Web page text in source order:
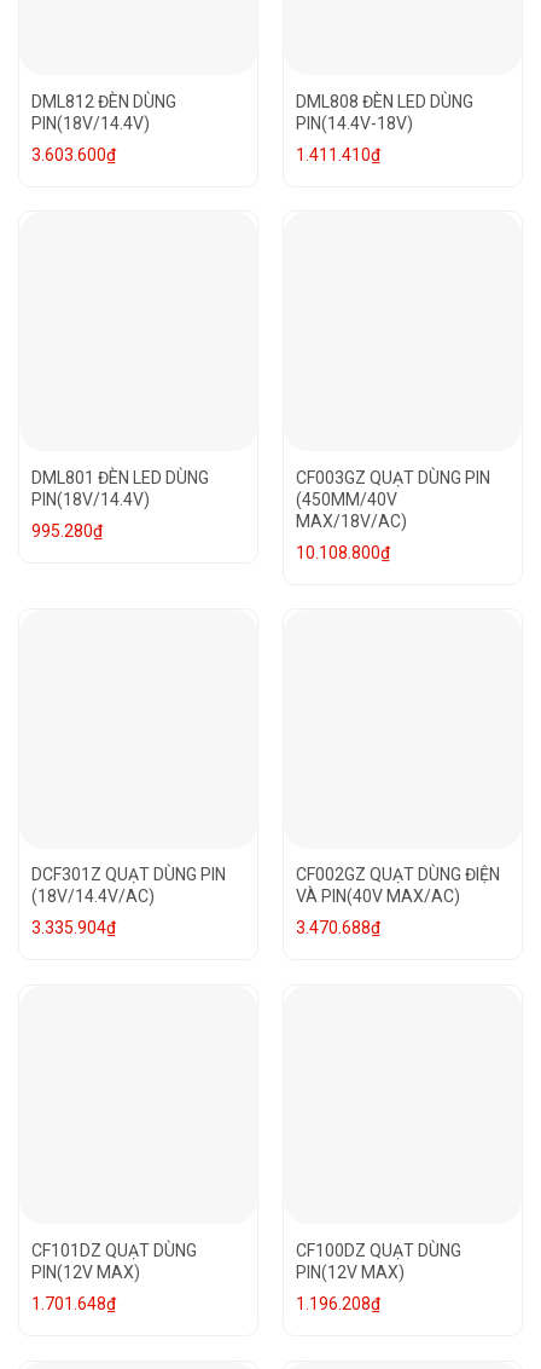
DML812 ĐÈN DÙNG
PIN(18V/14.4V)
3.603.600₫
DML808 ĐÈN LED DÙNG
PIN(14.4V-18V)
1.411.410₫
DML801 ĐÈN LED DÙNG
PIN(18V/14.4V)
995.280₫
CF003GZ QUẠT DÙNG PIN
(450MM/40V
MAX/18V/AC)
10.108.800₫
DCF301Z QUẠT DÙNG PIN
(18V/14.4V/AC)
3.335.904₫
CF002GZ QUẠT DÙNG ĐIỆN
VÀ PIN(40V MAX/AC)
3.470.688₫
CF101DZ QUẠT DÙNG
PIN(12V MAX)
1.701.648₫
CF100DZ QUẠT DÙNG
PIN(12V MAX)
1.196.208₫